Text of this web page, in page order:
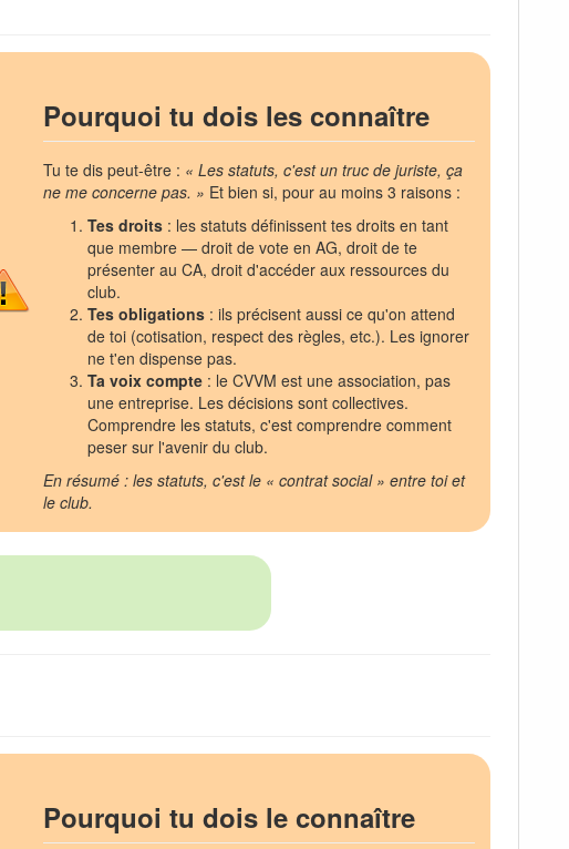
Pourquoi tu dois les connaître
Tu te dis peut-être : « Les statuts, c'est un truc de juriste, ça
ne me concerne pas. » Et bien si, pour au moins 3 raisons :
Tes droits: les statuts définissent tes droits en tant
que membre — droit de vote en AG, droit de te
présenter au CA, droit d'accéder aux ressources du
club.
Tes obligations: ils précisent aussi ce qu'on attend
de toi (cotisation, respect des règles, etc.). Les ignorer
ne t'en dispense pas.
Ta voix compte: le CVVM est une association, pas
une entreprise. Les décisions sont collectives.
Comprendre les statuts, c'est comprendre comment
peser sur l'avenir du club.
En résumé : les statuts, c'est le « contrat social » entre toi et
le club.
Pourquoi tu dois le connaître